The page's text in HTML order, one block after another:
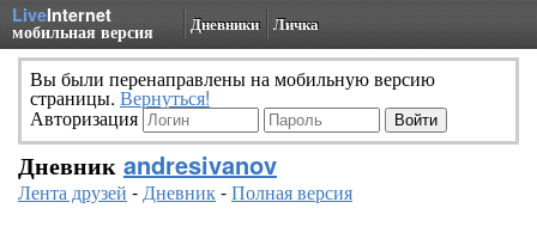
LiveInternet
мобильная версия Дневники Личка
Вы были перенаправлены на мобильную версию
страницы. Вернуться!
Авторизация
Дневник andresivanov
Лента друзей -Дневник-Полная версия